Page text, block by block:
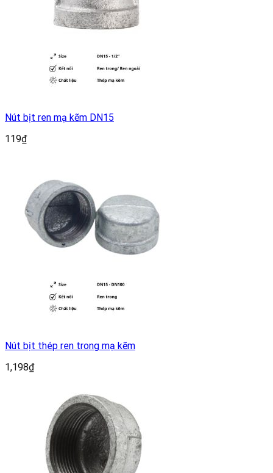
Nút bịt ren mạ kẽm DN15
119₫
Nút bịt thép ren trong mạ kẽm
1,198₫